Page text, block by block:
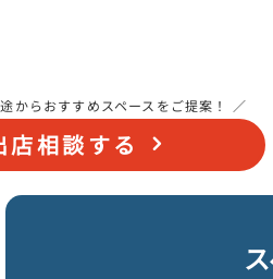
からおすすめスペースをご提案！ ／
店相談する